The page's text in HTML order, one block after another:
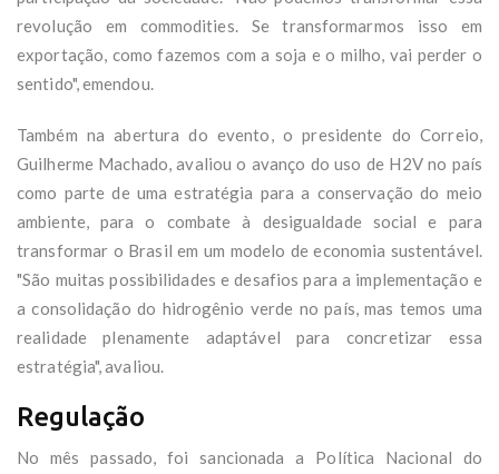
revolução em commodities. Se transformarmos isso em
exportação, como fazemos com a soja e o milho, vai perder o
sentido", emendou.
Também na abertura do evento, o presidente do Correio,
Guilherme Machado, avaliou o avanço do uso de H2V no país
como parte de uma estratégia para a conservação do meio
ambiente, para o combate à desigualdade social e para
transformar o Brasil em um modelo de economia sustentável.
"São muitas possibilidades e desafios para a implementação e
a consolidação do hidrogênio verde no país, mas temos uma
realidade plenamente adaptável para concretizar essa
estratégia", avaliou.
Regulação
No mês passado, foi sancionada a Política Nacional do